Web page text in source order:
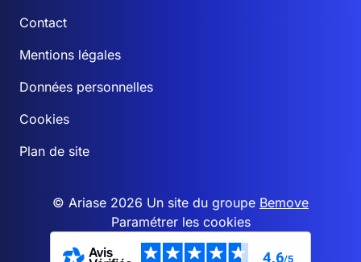
Contact
Mentions légales
Données personnelles
Cookies
Plan de site
© Ariase 2026 Un site du groupe Bemove
Paramétrer les cookies
4,6/5